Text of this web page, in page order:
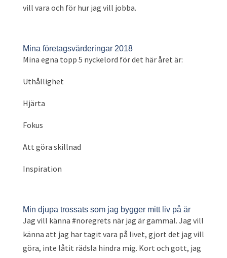
vill vara och för hur jag vill jobba.
Mina företagsvärderingar 2018
Mina egna topp 5 nyckelord för det här året är:
Uthållighet
Hjärta
Fokus
Att göra skillnad
Inspiration
Min djupa trossats som jag bygger mitt liv på är
Jag vill känna #noregrets när jag är gammal. Jag vill
känna att jag har tagit vara på livet, gjort det jag vill
göra, inte låtit rädsla hindra mig. Kort och gott, jag